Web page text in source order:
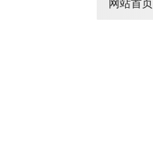
网站首页